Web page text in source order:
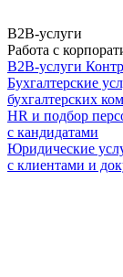
B2B-услуги
Работа с
B2B-услуги
Бухгалтерские
бухгалтерских
HR и подбор
с кандидатами
Юридические
с клиентами и